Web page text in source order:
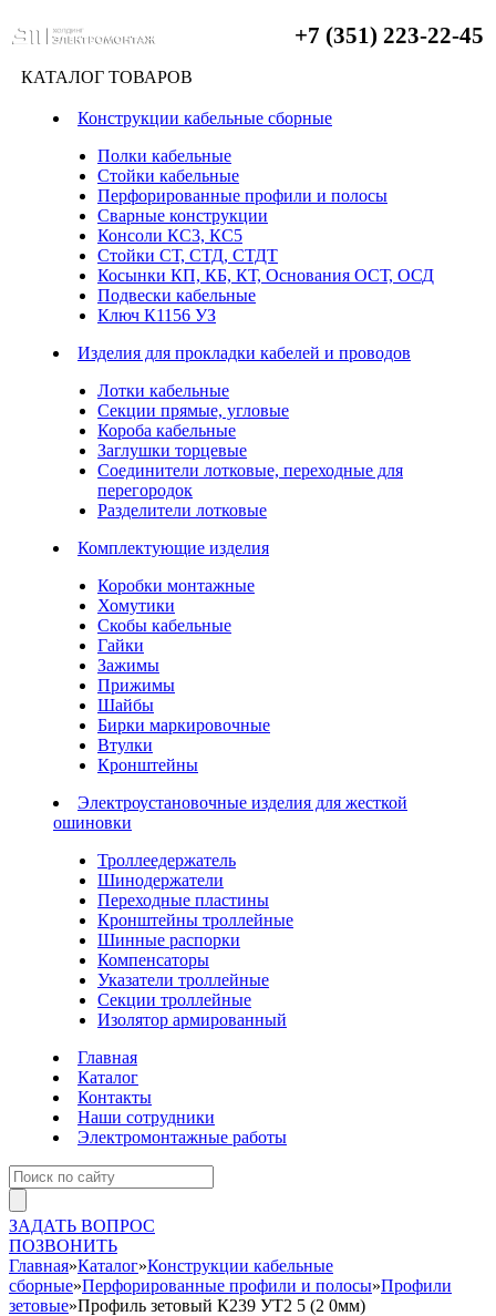
+7 (351) 223-22-45
КАТАЛОГ ТОВАРОВ
Конструкции кабельные сборные
Полки кабельные
Стойки кабельные
Перфорированные профили и полосы
Сварные конструкции
Консоли КС3, КС5
Стойки СТ, СТД, СТДТ
Косынки КП, КБ, КТ, Основания ОСТ, ОСД
Подвески кабельные
Ключ К1156 УЗ
Изделия для прокладки кабелей и проводов
Лотки кабельные
Секции прямые, угловые
Короба кабельные
Заглушки торцевые
Соединители лотковые, переходные для
перегородок
Разделители лотковые
Комплектующие изделия
Коробки монтажные
Хомутики
Скобы кабельные
Гайки
Зажимы
Прижимы
Шайбы
Бирки маркировочные
Втулки
Кронштейны
Электроустановочные изделия для жесткой
ошиновки
Троллеедержатель
Шинодержатели
Переходные пластины
Кронштейны троллейные
Шинные распорки
Компенсаторы
Указатели троллейные
Секции троллейные
Изолятор армированный
Главная
Каталог
Контакты
Наши сотрудники
Электромонтажные работы
ЗАДАТЬ ВОПРОС
ПОЗВОНИТЬ
Главная»Каталог»Конструкции кабельные
сборные»Перфорированные профили и полосы»Профили
зетовые»Профиль зетовый К239 УТ2 5 (2 0мм)